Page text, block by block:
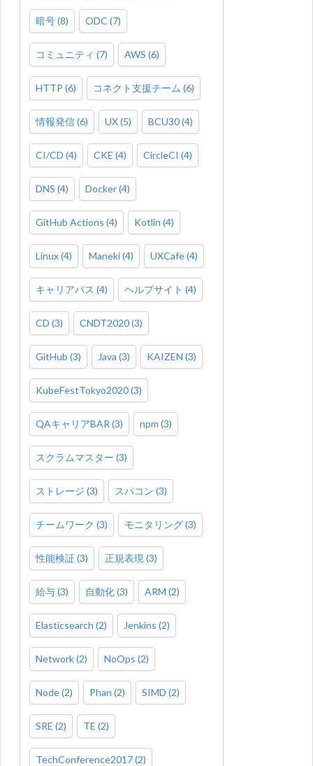
暗号(8) ODC (7)
コミュニティ (7) AWS (6)
HTTP (6) コネクト支援チーム (6)
情報発信(6) UX(5) BCU30(4)
CI/CD (4) CKE (4) CircleCI (4)
DNS (4) Docker(4)
GitHub Actions (4) Kotlin (4)
Linux(4) Maneki(4) UXCafe(4)
キャリアパス (4) ヘルプサイト (4)
CD (3) CNDT2020(3)
GitHub (3) Java (3) KAIZEN (3)
KubeFestTokyo2020(3)
QAキャリアBAR (3) npm (3)
スクラムマスター (3)
ストレージ (3) スパコン (3)
チームワーク (3) モニタリング(3)
性能検証(3) 正規表現 (3)
給与(3) 自動化(3) ARM (2)
Elasticsearch (2) Jenkins (2)
Network(2) NoOps (2)
Node(2) Phan (2) SIMD (2)
SRE (2) TE (2)
TechConference2017(2)